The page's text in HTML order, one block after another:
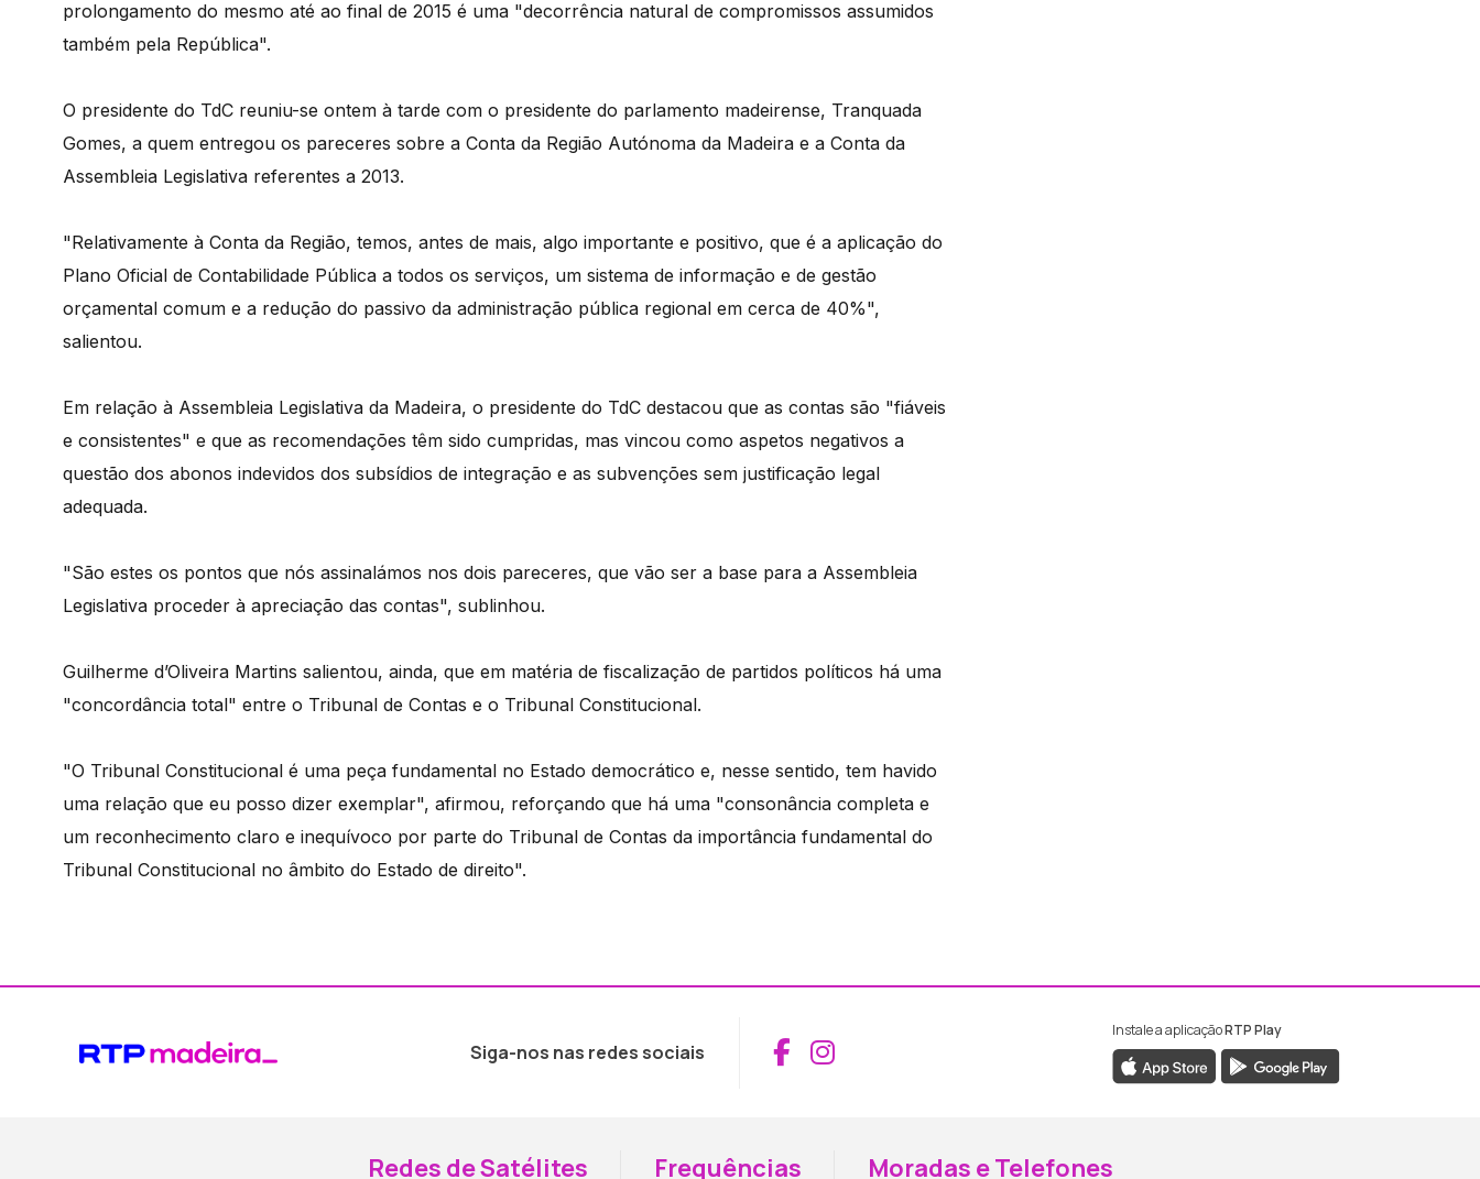
prolongamento do mesmo até ao final de 2015 é uma "decorrência natural de compromissos assumidos
também pela República".
O presidente do TdC reuniu-se ontem à tarde com o presidente do parlamento madeirense, Tranquada
Gomes, a quem entregou os pareceres sobre a Conta da Região Autónoma da Madeira e a Conta da
Assembleia Legislativa referentes a 2013.
"Relativamente à Conta da Região, temos, antes de mais, algo importante e positivo, que é a aplicação do
Plano Oficial de Contabilidade Pública a todos os serviços, um sistema de informação e de gestão
orçamental comum e a redução do passivo da administração pública regional em cerca de 40%",
salientou.
Em relação à Assembleia Legislativa da Madeira, o presidente do TdC destacou que as contas são "fiáveis
e consistentes" e que as recomendações têm sido cumpridas, mas vincou como aspetos negativos a
questão dos abonos indevidos dos subsídios de integração e as subvenções sem justificação legal
adequada.
"São estes os pontos que nós assinalámos nos dois pareceres, que vão ser a base para a Assembleia
Legislativa proceder à apreciação das contas", sublinhou.
Guilherme d’Oliveira Martins salientou, ainda, que em matéria de fiscalização de partidos políticos há uma
"concordância total" entre o Tribunal de Contas e o Tribunal Constitucional.
"O Tribunal Constitucional é uma peça fundamental no Estado democrático e, nesse sentido, tem havido
uma relação que eu posso dizer exemplar", afirmou, reforçando que há uma "consonância completa e
um reconhecimento claro e inequívoco por parte do Tribunal de Contas da importância fundamental do
Tribunal Constitucional no âmbito do Estado de direito".
Siga-nos nas redes sociais Aceder ao Facebook da RTP Madeira
Aceder ao Instagram da RTP Madeira
Instale a aplicaçãoRTP Play
Redes de Satélites Frequências Moradas e Telefones